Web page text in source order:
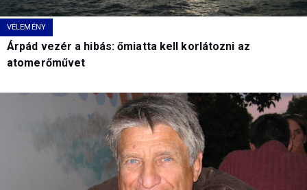
VÉLEMÉNY
Árpád vezér a hibás: őmiatta kell korlátozni az
atomerőművet